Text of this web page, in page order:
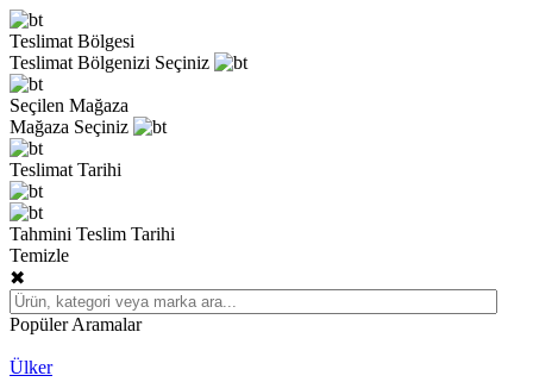
Teslimat Bölgesi
Teslimat Bölgenizi Seçiniz
Seçilen Mağaza
Mağaza Seçiniz
Teslimat Tarihi
Tahmini Teslim Tarihi
Temizle
✖
Popüler Aramalar
Ülker